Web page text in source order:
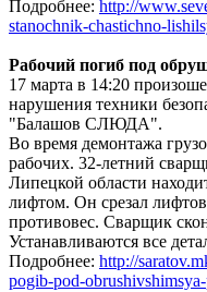
Подробнее: http://
stanochnik-chastichno-
Рабочий погиб под
17 марта в 14:20
нарушения техники
"Балашов СЛЮДА".
Во время демонтажа
рабочих. 32-летний
Липецкой области
лифтом. Он срезал
противовес. Сварщик
Устанавливаются все
Подробнее: http://
pogib-pod-